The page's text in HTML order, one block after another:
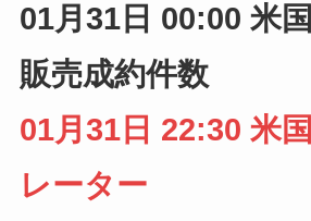
01月31日 00:00 米
販売成約件数
01月31日 22:30 米
レーター